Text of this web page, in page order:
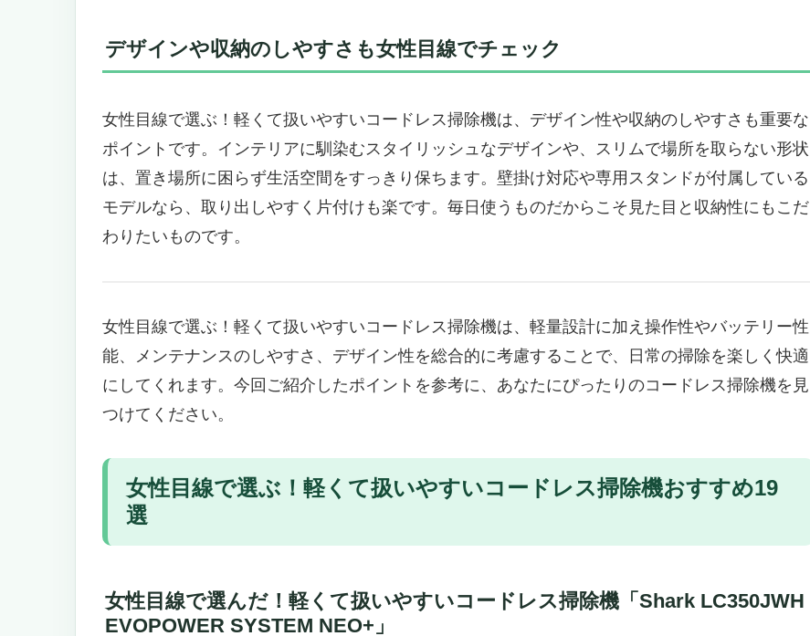
女性に嬉しい！軽量＆扱いやすさ抜群のコードレス掃除機「Narwal S20 Pro」
1kg以下の軽さ＆180°フラット設計で使いやすさ抜群
自動メンテナンスでお手入れラクラク
こんなニーズの方におすすめ・おすすめできない
女性目線で選ぶ！軽くて扱いやすいコードレス掃除機「Onkya スティッククリーナー」
軽量設計で疲れにくい！片手でラクラク操作できるから家事の負担を軽減
強力吸引でパワフルなのに静か！高性能HEPAフィルター搭載で清潔感アップ
こんな女性にはおすすめできないかも
女性目線で選ぶ！軽くて扱いやすいコードレス掃除機「Tineco Floor One S5 Combo」
自動洗浄＆軽量設計でお手入れラクラク！女性に優しい使い心地
壁際・家具の隙間まで徹底清掃！細部までキレイにしたい女性にぴったり
女性に嬉しい軽さと扱いやすさが魅力！Dreame Z10 Station 自動集塵付きコードレス掃除機
強力吸引と長時間稼働で毎日の掃除が快適に
多彩なブラシで家中どこでも対応可能
デザインや収納のしやすさも女性目線でチェック
女性目線で選ぶ！軽くて扱いやすいコードレス掃除機は、デザイン性や収納のしやすさも重要な
ポイントです。インテリアに馴染むスタイリッシュなデザインや、スリムで場所を取らない形状
は、置き場所に困らず生活空間をすっきり保ちます。壁掛け対応や専用スタンドが付属している
モデルなら、取り出しやすく片付けも楽です。毎日使うものだからこそ見た目と収納性にもこだ
わりたいものです。
女性目線で選ぶ！軽くて扱いやすいコードレス掃除機は、軽量設計に加え操作性やバッテリー性
能、メンテナンスのしやすさ、デザイン性を総合的に考慮することで、日常の掃除を楽しく快適
にしてくれます。今回ご紹介したポイントを参考に、あなたにぴったりのコードレス掃除機を見
つけてください。
女性目線で選ぶ！軽くて扱いやすいコードレス掃除機おすすめ19
選
女性目線で選んだ！軽くて扱いやすいコードレス掃除機「Shark LC350JWH
EVOPOWER SYSTEM NEO+」